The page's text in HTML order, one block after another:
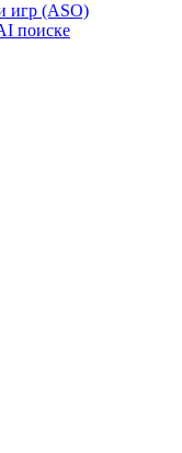
игр (ASO)
поиске